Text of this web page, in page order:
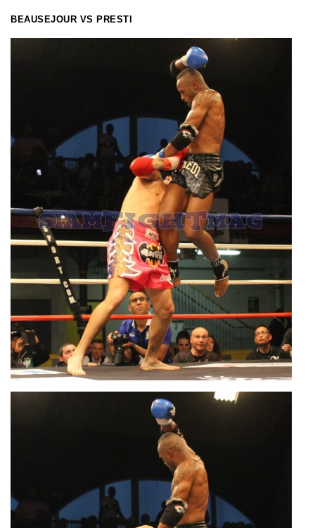
BEAUSEJOUR VS PRESTI